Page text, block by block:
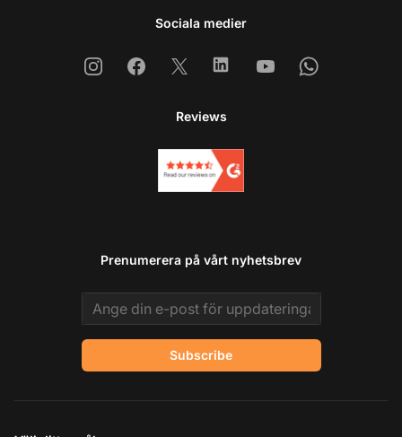
Sociala medier
InstagramFacebook
X LinkedinYoutubeWhatsapp
Reviews
Prenumerera på vårt nyhetsbrev
Email address
Subscribe